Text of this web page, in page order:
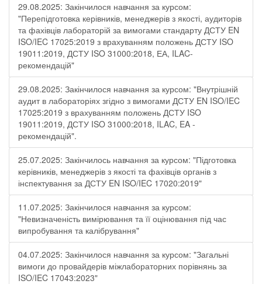
29.08.2025: Закінчилося навчання за курсом:
"Перепідготовка керівників, менеджерів з якості, аудиторів
та фахівців лабораторій за вимогами стандарту ДСТУ EN
ISO/IEC 17025:2019 з врахуванням положень ДСТУ ISO
19011:2019, ДСТУ ISO 31000:2018, ЕА, ILAC-
рекомендацій"
29.08.2025: Закінчилося навчання за курсом: "Внутрішній
аудит в лабораторіях згідно з вимогами ДСТУ EN ISO/IEC
17025:2019 з врахуванням положень ДСТУ ISO
19011:2019, ДСТУ ISO 31000:2018, ILAC, EA -
рекомендацій".
25.07.2025: Закінчилось навчання за курсом: "Підготовка
керівників, менеджерів з якості та фахівців органів з
інспектування за ДСТУ EN ISO/IEC 17020:2019"
11.07.2025: Закінчилося навчання за курсом:
"Невизначеність вимірювання та її оцінювання під час
випробування та калібрування"
04.07.2025: Закінчилося навчання за курсом: "Загальні
вимоги до провайдерів міжлабораторних порівнянь за
ISO/IEC 17043:2023"